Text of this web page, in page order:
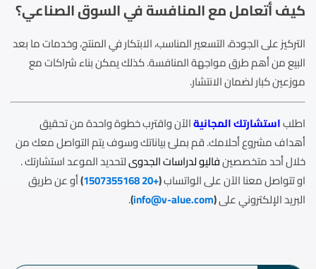
كيف أتعامل مع المنافسة في السوق الصناعي؟
التركيز على الجودة، التسعير المناسب، الابتكار في المنتج، وخدمات ما بعد
البيع من أهم طرق مواجهة المنافسة. كذلك يمكن بناء شراكات مع
موزعين كبار لضمان الانتشار.
اطلباستشارتك المجانيةالآن واقترب خطوة واحدة من تحقيق
أهداف مشروع أحلامك. قم بملئ بياناتك وسوف يتم التواصل معك من
خلال أحد متخصصينفاليو لدراسات الجدوىلتحديد الموعد استشارتك .
او تتواصل معنا الآن على الواتساب(
+20 1507355168
)أو عن طريق
البريد الإلكتروني على(
info@v-alue.com
)
.